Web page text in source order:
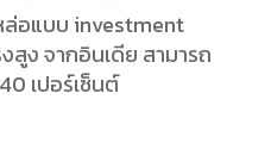
อแบบ investment
สูง จากอินเดีย สามารถ
เปอร์เซ็นต์